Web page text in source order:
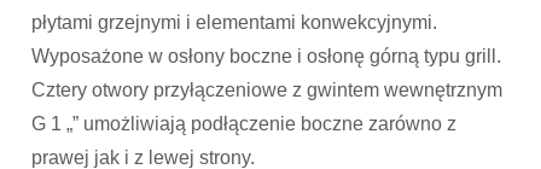
płytami grzejnymi i elementami konwekcyjnymi.
Wyposażone w osłony boczne i osłonę górną typu grill.
Cztery otwory przyłączeniowe z gwintem wewnętrznym
G 1 „” umożliwiają podłączenie boczne zarówno z
prawej jak i z lewej strony.